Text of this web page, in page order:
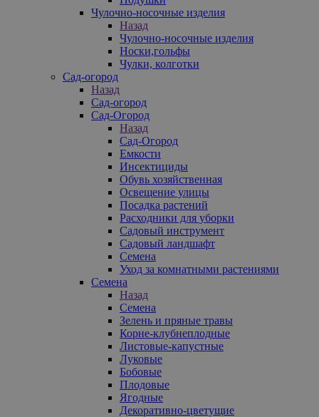
Чулочно-носочные изделия
Назад
Чулочно-носочные изделия
Носки,гольфы
Чулки, колготки
Сад-огород
Назад
Сад-огород
Сад-Огород
Назад
Сад-Огород
Емкости
Инсектициды
Обувь хозяйственная
Освещение улицы
Посадка растений
Расходники для уборки
Садовый инструмент
Садовый ландшафт
Семена
Уход за комнатными растениями
Семена
Назад
Семена
Зелень и пряные травы
Корне-клубнеплодные
Листовые-капустные
Луковые
Бобовые
Плодовые
Ягодные
Декоративно-цветущие